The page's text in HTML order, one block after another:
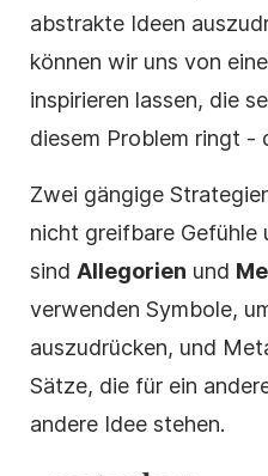
abstrakte Ideen
können wir uns von
inspirieren lassen, die
diesem Problem ringt -
Zwei gängige
nicht greifbare Gefühle
sind Allegorien und
verwenden Symbole,
auszudrücken, und
Sätze, die für ein
andere Idee stehen.